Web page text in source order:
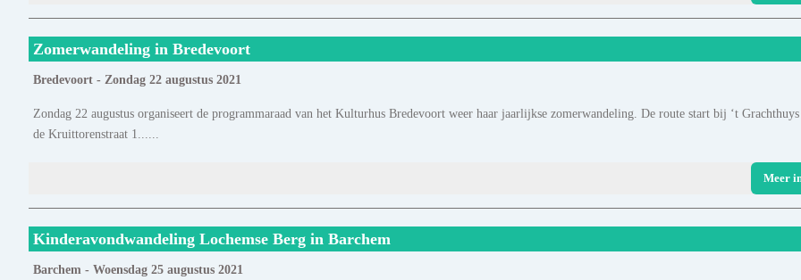
Zomerwandeling in Bredevoort
Bredevoort - Zondag 22 augustus 2021
Zondag 22 augustus organiseert de programmaraad van het Kulturhus Bredevoort weer haar jaarlijkse zomerwandeling. De route start bij ‘t Grachthuys
de Kruittorenstraat 1......
Meer
Kinderavondwandeling Lochemse Berg in Barchem
Barchem - Woensdag 25 augustus 2021